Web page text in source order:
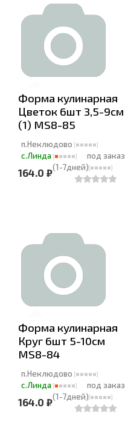
Форма кулинарная
Цветок 6шт 3,5-9см
(1) MS8-85
п.Неклюдово
с.Линда
под заказ
(1-7дней)
164.0 ₽
Форма кулинарная
Круг 6шт 5-10см
MS8-84
п.Неклюдово
с.Линда
под заказ
(1-7дней)
164.0 ₽